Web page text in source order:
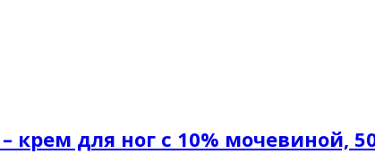
крем для ног с 10% мочевиной,